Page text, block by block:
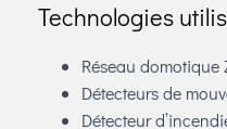
Technologies
Réseau domotique
Détecteurs de
Détecteur